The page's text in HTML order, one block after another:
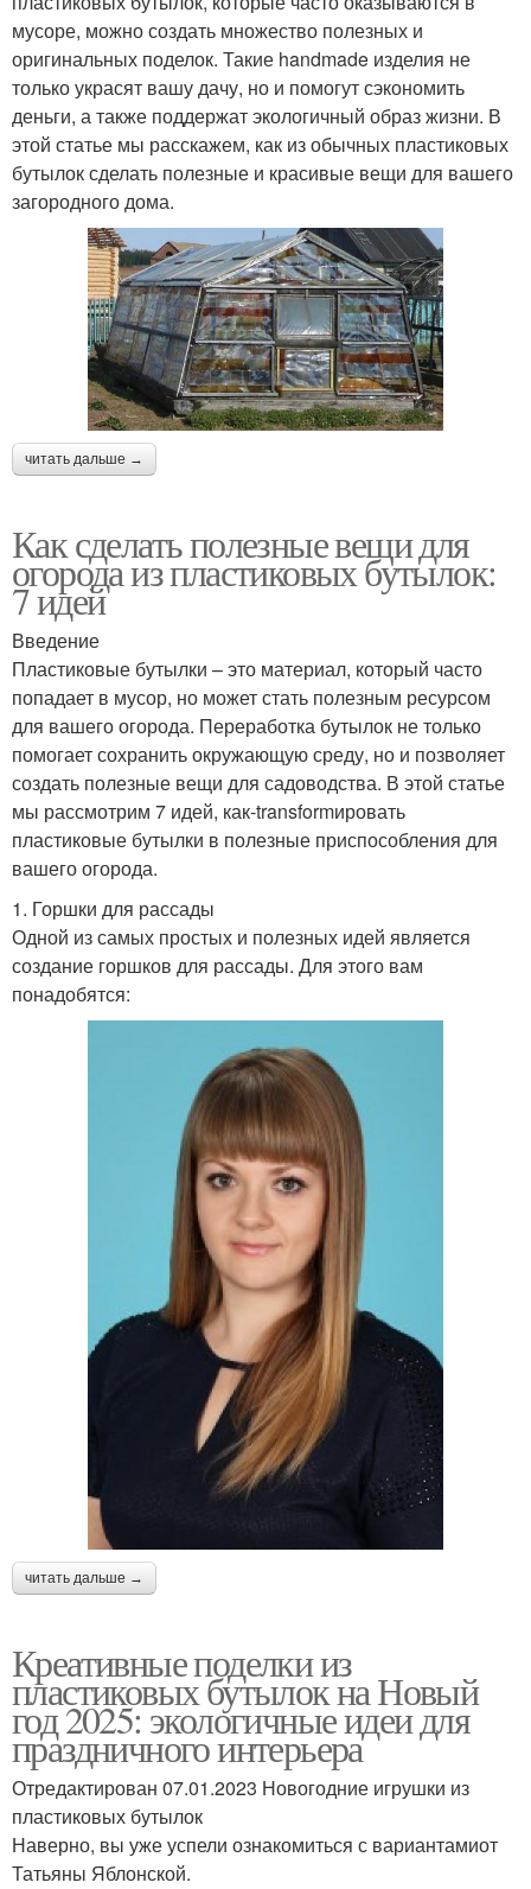
мусоре, можно создать множество полезных и
оригинальных поделок. Такие handmade изделия не
только украсят вашу дачу, но и помогут сэкономить
деньги, а также поддержат экологичный образ жизни. В
этой статье мы расскажем, как из обычных пластиковых
бутылок сделать полезные и красивые вещи для вашего
загородного дома.
читать дальше →
Как сделать полезные вещи для
огорода из пластиковых бутылок:
7 идей
Введение
Пластиковые бутылки – это материал, который часто
попадает в мусор, но может стать полезным ресурсом
для вашего огорода. Переработка бутылок не только
помогает сохранить окружающую среду, но и позволяет
создать полезные вещи для садоводства. В этой статье
мы рассмотрим 7 идей, как-transformировать
пластиковые бутылки в полезные приспособления для
вашего огорода.
1. Горшки для рассады
Одной из самых простых и полезных идей является
создание горшков для рассады. Для этого вам
понадобятся:
читать дальше →
Креативные поделки из
пластиковых бутылок на Новый
год 2025: экологичные идеи для
праздничного интерьера
Отредактирован 07.01.2023 Новогодние игрушки из
пластиковых бутылок
Наверно, вы уже успели ознакомиться с вариантамиот
Татьяны Яблонской.